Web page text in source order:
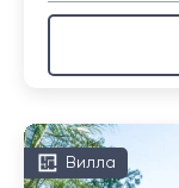
Вилла